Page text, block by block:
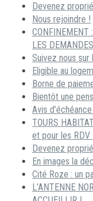
Devenez
Nous rejoindre !
CONFINEMENT
LES
Suivez nous sur
Eligible au
Borne de
Bientôt une
Avis
TOURS
et pour les RDV
Devenez
En images la
Cité Roze : un
L’ANTENNE